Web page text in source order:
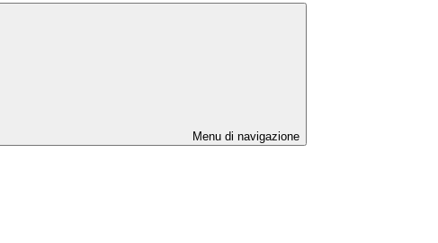
Menu di navigazione